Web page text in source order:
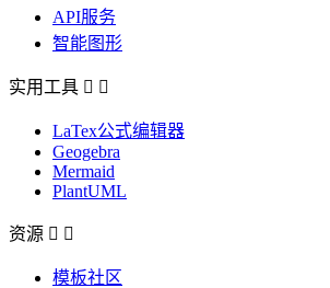
API服务
智能图形
实用工具  
LaTex公式编辑器
Geogebra
Mermaid
PlantUML
资源  
模板社区